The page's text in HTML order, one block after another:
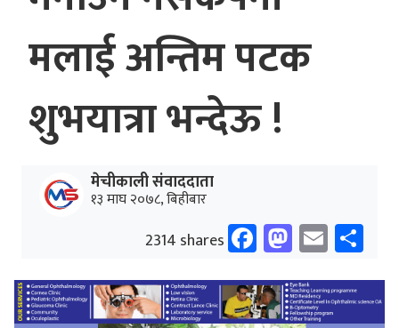
मलाई अन्तिम पटक
शुभयात्रा भन्देऊ !
मेचीकाली संवाददाता
१३ माघ २०७८, बिहीबार
2314 shares Facebook
Email